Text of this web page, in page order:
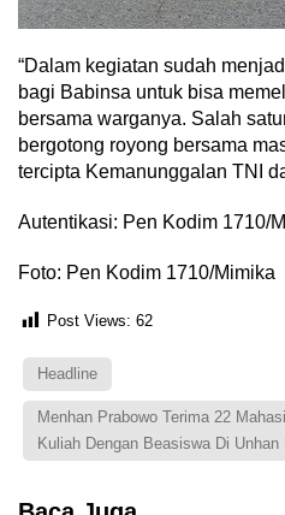
“Dalam kegiatan sudah
bagi Babinsa untuk bisa
bersama warganya. Salah
bergotong royong bersama
tercipta Kemanunggalan TNI
Autentikasi: Pen Kodim 1710/
Foto: Pen Kodim 1710/Mimika
Post Views: 62
Headline
Menhan Prabowo Terima 22
Kuliah Dengan Beasiswa Di Unhan